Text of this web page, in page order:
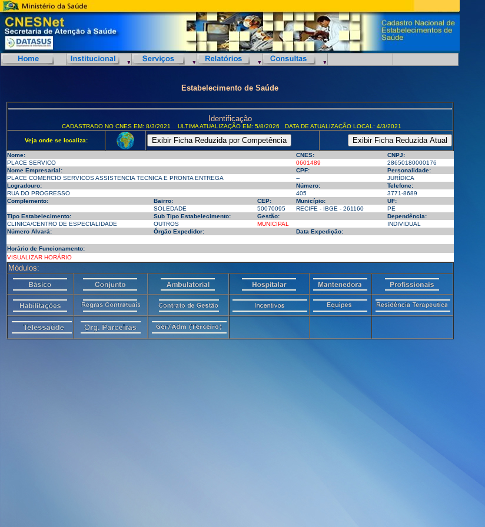
Estabelecimento de Saúde
Identificação
CADASTRADO NO CNES EM: 8/3/2021 ULTIMA ATUALIZAÇÃO EM: 5/8/2026 DATA DE ATUALIZAÇÃO LOCAL: 4/3/2021
Veja onde se localiza:
Nome: CNES:
CNPJ:
PLACE SERVICO
0601489
28650180000176
Nome Empresarial:
CPF:
Personalidade:
PLACE COMERCIO SERVICOS ASSISTENCIA TECNICA E PRONTA ENTREGA
--
JURÍDICA
Logradouro:
Número:
Telefone:
RUA DO PROGRESSO
405
3771-8689
Complemento:
Bairro: CEP: Município:
UF:
SOLEDADE
50070095 RECIFE - IBGE - 261160
PE
Tipo Estabelecimento:
Sub Tipo Estabelecimento: Gestão:
Dependência:
CLINICA/CENTRO DE ESPECIALIDADE
OUTROS MUNICIPAL
INDIVIDUAL
Número Alvará:
Órgão Expedidor: Data Expedição:
Horário de Funcionamento:
VISUALIZAR HORÁRIO
Módulos: